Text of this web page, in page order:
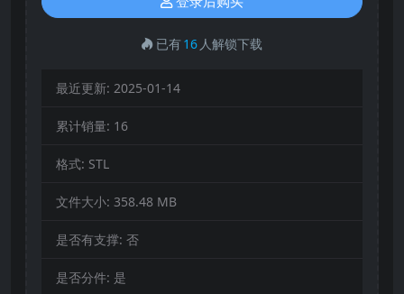
已有16 人解锁下载
最近更新: 2025-01-14
累计销量: 16
格式: STL
文件大小: 358.48 MB
是否有支撑: 否
是否分件: 是